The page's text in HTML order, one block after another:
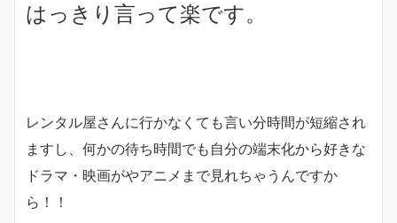
はっきり言って楽です。
レンタル屋さんに行かなくても言い分時間が短縮され
ますし、何かの待ち時間でも自分の端末化から好きな
ドラマ・映画がやアニメまで見れちゃうんですか
ら！！